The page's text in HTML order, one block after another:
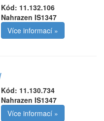
Kód: 11.132.106
Nahrazen IS1347
Více informací »
Kód: 11.130.734
Nahrazen IS1347
Více informací »